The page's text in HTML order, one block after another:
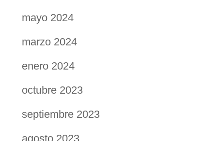
mayo 2024
marzo 2024
enero 2024
octubre 2023
septiembre 2023
agosto 2023